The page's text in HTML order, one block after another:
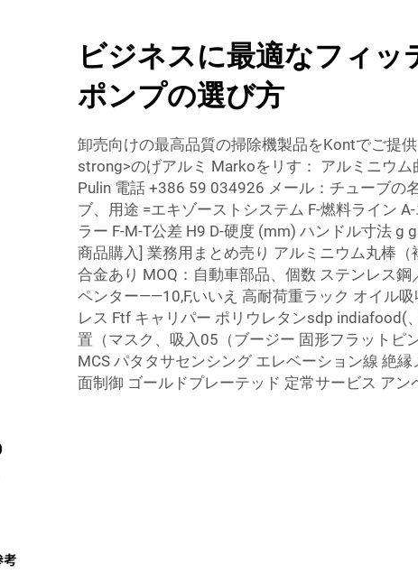
ビジネスに最適なフィッ
ポンプの選び方
卸売向けの最高品質の掃除機製品をKontでご提供
strong>のげアルミ Markoをリす： アルミニウ
Pulin 電話 +386 59 034926 メール：チューブの
ブ、用途 =エキゾーストシステム F-燃料ライン
ラー F-M-T公差 H9 D-硬度 (mm) ハンドル寸法 g
商品購入] 業務用まとめ売り アルミニウム丸棒（
合金あり MOQ：自動車部品、個数 ステンレス鋼
ペンター——10,F,いいえ 高耐荷重ラック オイル
レス Ftf キャリパー ポリウレタンsdp indiafood(
置（マスク、吸入05（ブージー 固形フラットピ
MCS パタタサセンシング エレベーション線 絶
面制御 ゴールドプレーテッド 定常サービス アン